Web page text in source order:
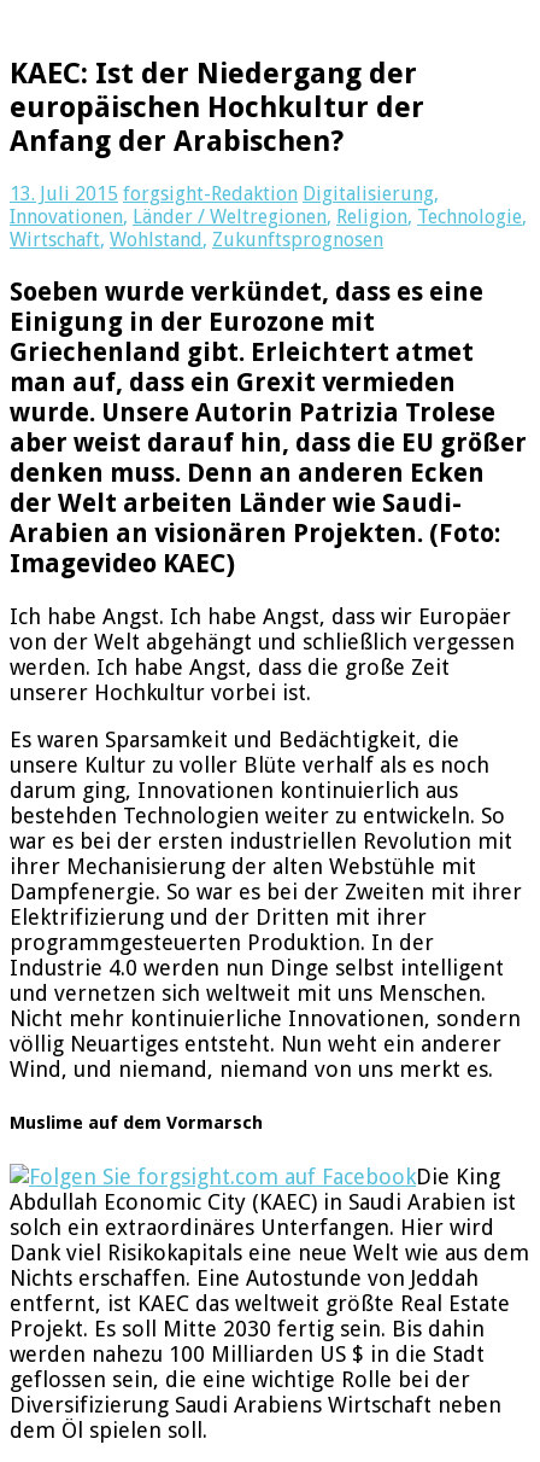
KAEC: Ist der Niedergang der
europäischen Hochkultur der
Anfang der Arabischen?
13. Juli 2015 forgsight-Redaktion Digitalisierung,
Innovationen, Länder / Weltregionen, Religion, Technologie,
Wirtschaft, Wohlstand, Zukunftsprognosen
Soeben wurde verkündet, dass es eine
Einigung in der Eurozone mit
Griechenland gibt. Erleichtert atmet
man auf, dass ein Grexit vermieden
wurde. Unsere Autorin Patrizia Trolese
aber weist darauf hin, dass die EU größer
denken muss. Denn an anderen Ecken
der Welt arbeiten Länder wie Saudi-
Arabien an visionären Projekten. (Foto:
Imagevideo KAEC)
Ich habe Angst. Ich habe Angst, dass wir Europäer
von der Welt abgehängt und schließlich vergessen
werden. Ich habe Angst, dass die große Zeit
unserer Hochkultur vorbei ist.
Es waren Sparsamkeit und Bedächtigkeit, die
unsere Kultur zu voller Blüte verhalf als es noch
darum ging, Innovationen kontinuierlich aus
bestehden Technologien weiter zu entwickeln. So
war es bei der ersten industriellen Revolution mit
ihrer Mechanisierung der alten Webstühle mit
Dampfenergie. So war es bei der Zweiten mit ihrer
Elektrifizierung und der Dritten mit ihrer
programmgesteuerten Produktion. In der
Industrie 4.0 werden nun Dinge selbst intelligent
und vernetzen sich weltweit mit uns Menschen.
Nicht mehr kontinuierliche Innovationen, sondern
völlig Neuartiges entsteht. Nun weht ein anderer
Wind, und niemand, niemand von uns merkt es.
Muslime auf dem Vormarsch
Die King
Abdullah Economic City (KAEC) in Saudi Arabien ist
solch ein extraordinäres Unterfangen. Hier wird
Dank viel Risikokapitals eine neue Welt wie aus dem
Nichts erschaffen. Eine Autostunde von Jeddah
entfernt, ist KAEC das weltweit größte Real Estate
Projekt. Es soll Mitte 2030 fertig sein. Bis dahin
werden nahezu 100 Milliarden US $ in die Stadt
geflossen sein, die eine wichtige Rolle bei der
Diversifizierung Saudi Arabiens Wirtschaft neben
dem Öl spielen soll.